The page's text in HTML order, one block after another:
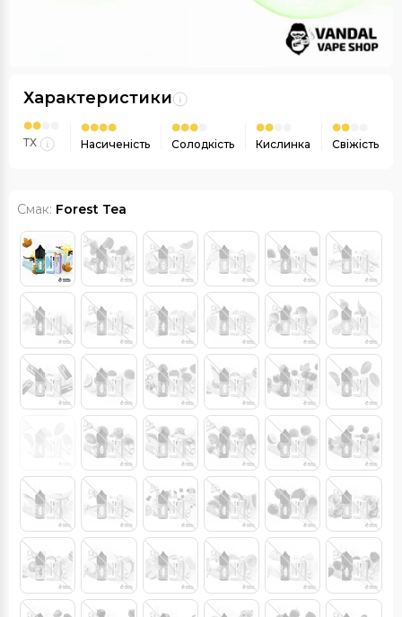
Характеристики
ТХ Насиченість Солодкість Кислинка Свіжість
Смак: Forest Tea